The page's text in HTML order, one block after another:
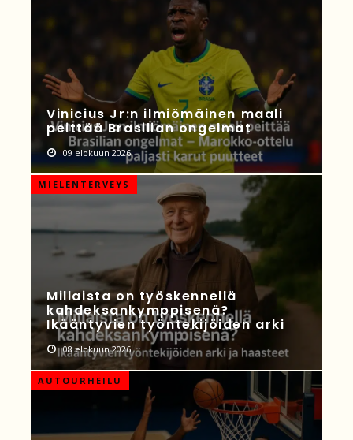
Vinicius Jr:n ilmiömäinen maali
peittää Brasilian ongelmat
09 elokuun 2026
MIELENTERVEYS
Millaista on työskennellä
kahdeksankymppisenä?
Ikääntyvien työntekijöiden arki
08 elokuun 2026
AUTOURHEILU